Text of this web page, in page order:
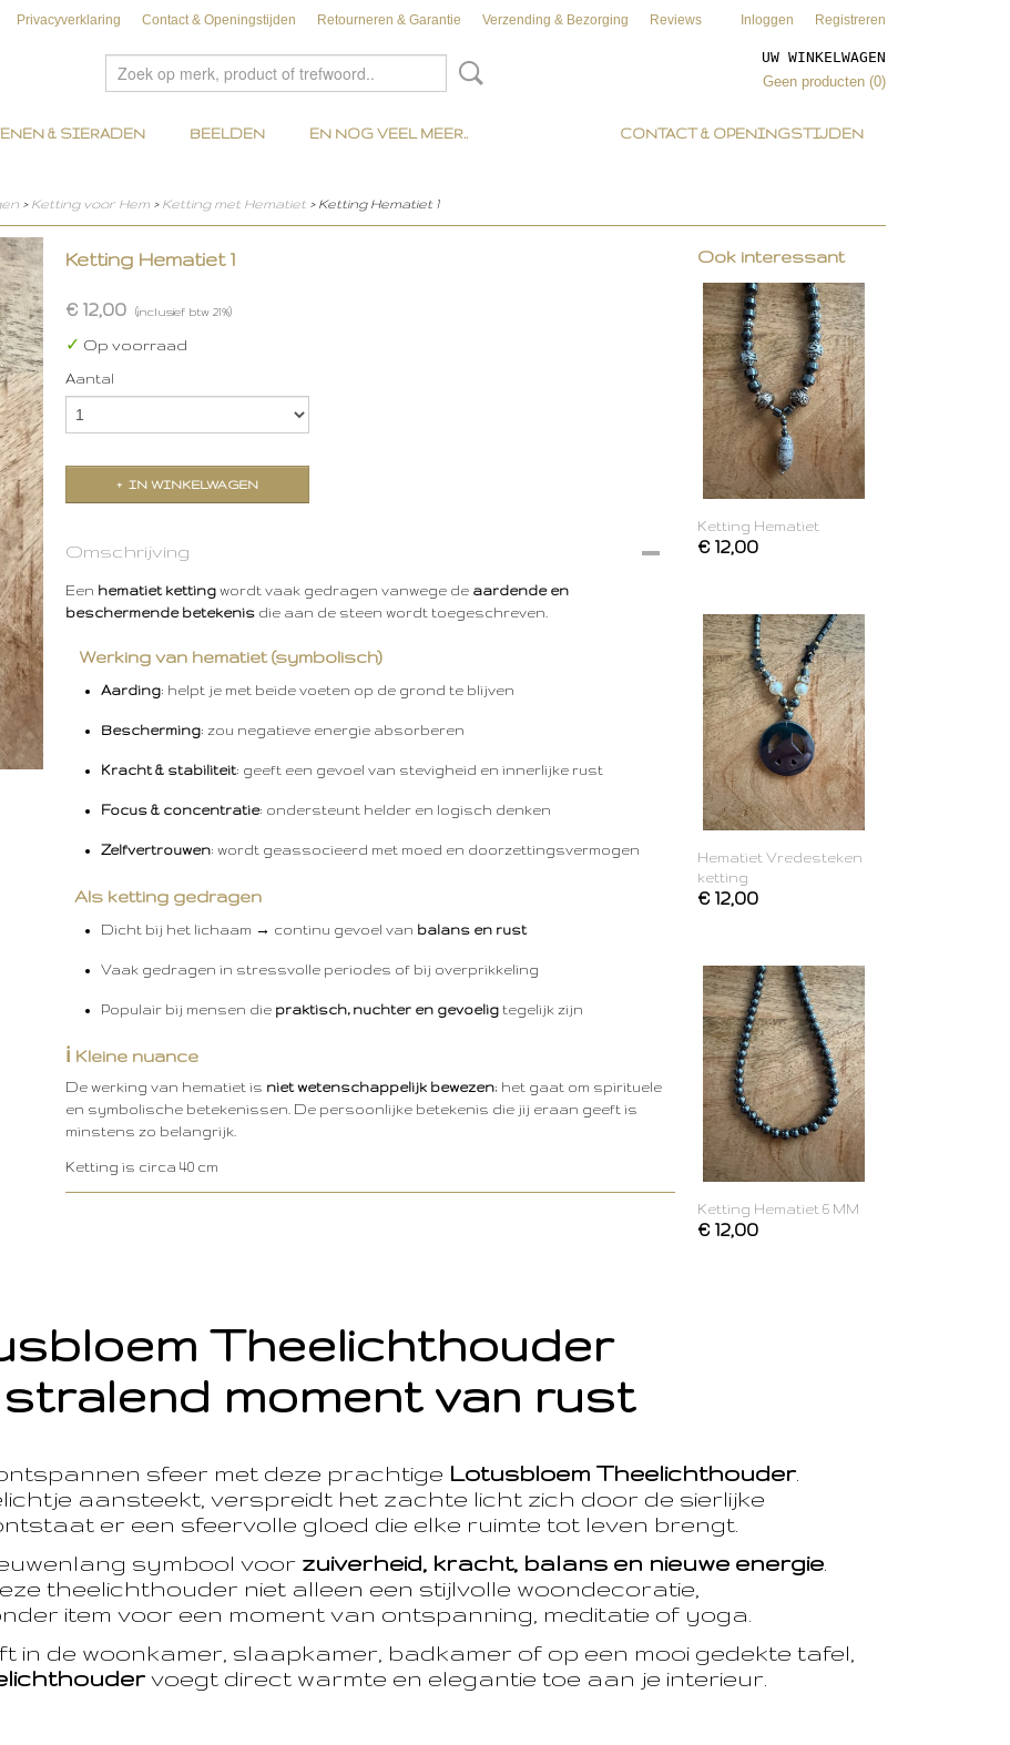
Privacyverklaring Contact & Openingstijden Retourneren & Garantie Verzending & Bezorging Reviews Inloggen Registreren
UW WINKELWAGEN
Geen producten (0)
CONTACT & OPENINGSTIJDEN
& SIERADEN BEELDEN EN NOG VEEL MEER..
> Ketting voor Hem > Ketting met Hematiet > Ketting Hematiet 1
Ketting Hematiet 1
€ 12,00 (inclusief btw 21%)
✓ Op voorraad
Aantal
IN WINKELWAGEN
Omschrijving
Een hematiet ketting wordt vaak gedragen vanwege de aardende en
beschermende betekenis die aan de steen wordt toegeschreven.
Werking van hematiet (symbolisch)
Aarding: helpt je met beide voeten op de grond te blijven
Bescherming: zou negatieve energie absorberen
Kracht & stabiliteit: geeft een gevoel van stevigheid en innerlijke rust
Focus & concentratie: ondersteunt helder en logisch denken
Zelfvertrouwen: wordt geassocieerd met moed en doorzettingsvermogen
Als ketting gedragen
Dicht bij het lichaam → continu gevoel van balans en rust
Vaak gedragen in stressvolle periodes of bij overprikkeling
Populair bij mensen die praktisch, nuchter en gevoelig tegelijk zijn
ℹ️ Kleine nuance
De werking van hematiet is niet wetenschappelijk bewezen; het gaat om spirituele
en symbolische betekenissen. De persoonlijke betekenis die jij eraan geeft is
minstens zo belangrijk.
Ketting is circa 40 cm
Ook interessant
Ketting Hematiet
€ 12,00
Hematiet Vredesteken
ketting
€ 12,00
Ketting Hematiet 6 MM
€ 12,00
Theelichthouder
stralend moment van rust
sfeer met deze prachtige Lotusbloem Theelichthouder.
aansteekt, verspreidt het zachte licht zich door de sierlijke
er een sfeervolle gloed die elke ruimte tot leven brengt.
symbool voor zuiverheid, kracht, balans en nieuwe energie.
theelichthouder niet alleen een stijlvolle woondecoratie,
item voor een moment van ontspanning, meditatie of yoga.
in de woonkamer, slaapkamer, badkamer of op een mooi gedekte tafel,
voegt direct warmte en elegantie toe aan je interieur.